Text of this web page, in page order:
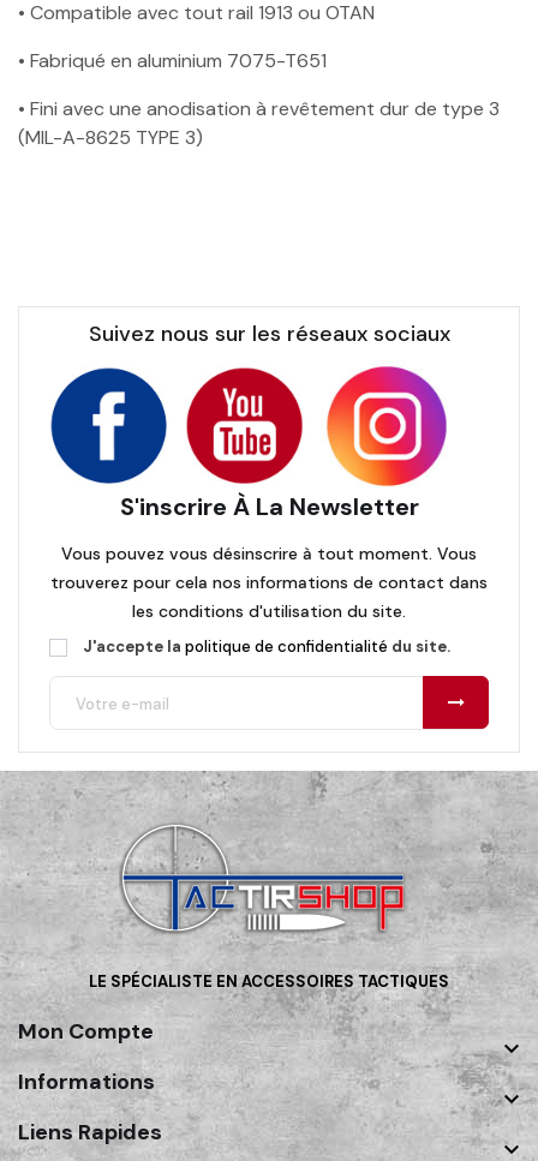
• Compatible avec tout rail 1913 ou OTAN
• Fabriqué en aluminium 7075-T651
• Fini avec une anodisation à revêtement dur de type 3
(MIL-A-8625 TYPE 3)
Suivez nous sur les réseaux sociaux
S'inscrire À La Newsletter
Vous pouvez vous désinscrire à tout moment. Vous
trouverez pour cela nos informations de contact dans
les conditions d'utilisation du site.
J'accepte la politique de confidentialité du site.
LE SPÉCIALISTE EN ACCESSOIRES TACTIQUES
Mon Compte

Informations

Liens Rapides
